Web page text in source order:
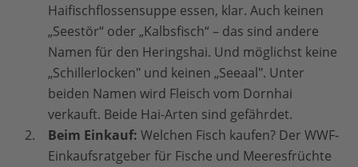
Haifischflossensuppe essen, klar. Auch keinen
„Seestör“ oder „Kalbsfisch“ – das sind andere
Namen für den Heringshai. Und möglichst keine
„Schillerlocken" und keinen „Seeaal". Unter
beiden Namen wird Fleisch vom Dornhai
verkauft. Beide Hai-Arten sind gefährdet.
Beim Einkauf: Welchen Fisch kaufen? Der WWF-
Einkaufsratgeber für Fische und Meeresfrüchte